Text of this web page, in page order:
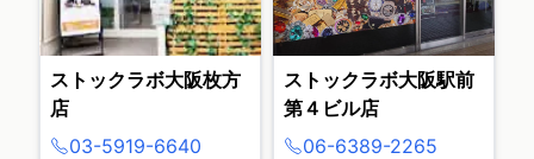
ストックラボ大阪枚方
店
03-5919-6640
ストックラボ大阪駅前
第４ビル店
06-6389-2265